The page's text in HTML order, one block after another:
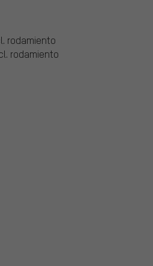
rodamiento
rodamiento